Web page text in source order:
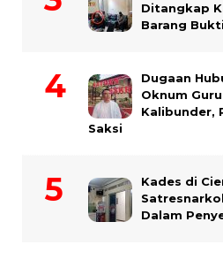
Ditangkap
Barang
Dugaan
Oknum
Kalibunder,
Saksi
Kades di
Dalam